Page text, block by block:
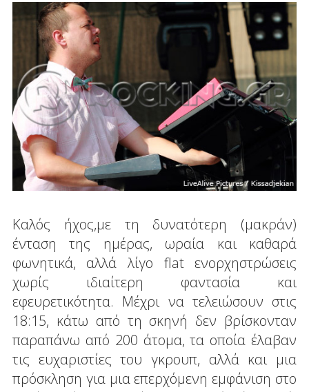
Καλός ήχος,με τη δυνατότερη (μακράν)
ένταση της ημέρας, ωραία και καθαρά
φωνητικά, αλλά λίγο flat ενορχηστρώσεις
χωρίς ιδιαίτερη φαντασία και
εφευρετικότητα. Μέχρι να τελειώσουν στις
18:15, κάτω από τη σκηνή δεν βρίσκονταν
παραπάνω από 200 άτομα, τα οποία έλαβαν
τις ευχαριστίες του γκρουπ, αλλά και μια
πρόσκληση για μια επερχόμενη εμφάνιση στο